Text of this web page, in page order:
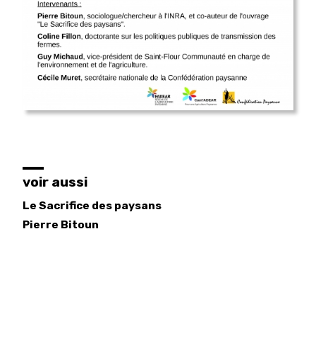
voir aussi
Le Sacrifice des paysans
Pierre Bitoun